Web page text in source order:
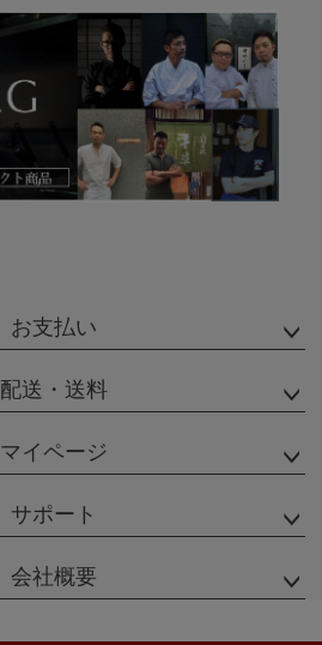
お支払い
配送・送料
マイページ
サポート
会社概要